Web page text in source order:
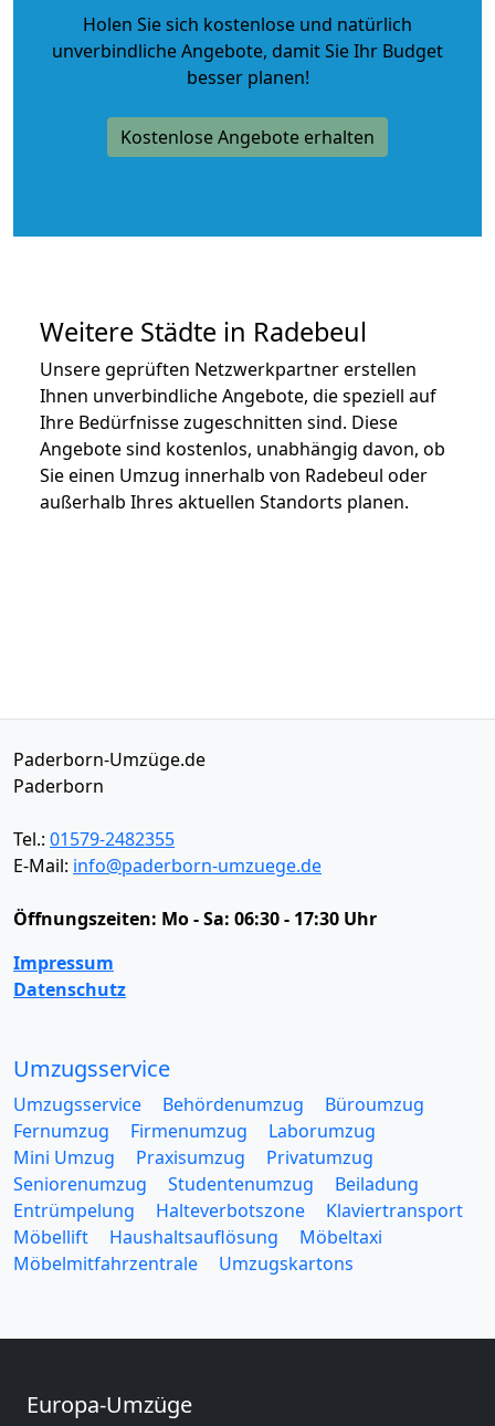
Holen Sie sich kostenlose und natürlich
unverbindliche Angebote, damit Sie Ihr Budget
besser planen!
Kostenlose Angebote erhalten
Weitere Städte in Radebeul
Unsere geprüften Netzwerkpartner erstellen
Ihnen unverbindliche Angebote, die speziell auf
Ihre Bedürfnisse zugeschnitten sind. Diese
Angebote sind kostenlos, unabhängig davon, ob
Sie einen Umzug innerhalb von Radebeul oder
außerhalb Ihres aktuellen Standorts planen.
Paderborn-Umzüge.de
Paderborn
Tel.: 01579-2482355
E-Mail: info@paderborn-umzuege.de
Öffnungszeiten: Mo - Sa: 06:30 - 17:30 Uhr
Impressum
Datenschutz
Umzugsservice
Umzugsservice Behördenumzug
Büroumzug
Fernumzug
Firmenumzug
Laborumzug
Mini Umzug
Praxisumzug
Privatumzug
Seniorenumzug
Studentenumzug
Beiladung
Entrümpelung
Halteverbotszone
Klaviertransport
Möbellift
Haushaltsauflösung
Möbeltaxi
Möbelmitfahrzentrale
Umzugskartons
Europa-Umzüge